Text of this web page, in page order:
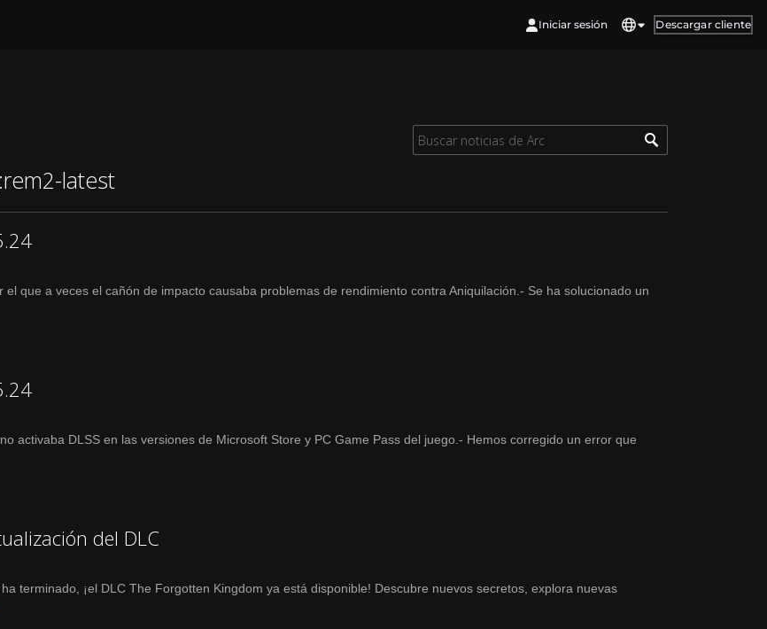
Iniciar sesión Descargar cliente
latest
que a veces el cañón de impacto causaba problemas de rendimiento contra Aniquilación.- Se ha solucionado un
activaba DLSS en las versiones de Microsoft Store y PC Game Pass del juego.- Hemos corregido un error que
del DLC
terminado, ¡el DLC The Forgotten Kingdom ya está disponible! Descubre nuevos secretos, explora nuevas